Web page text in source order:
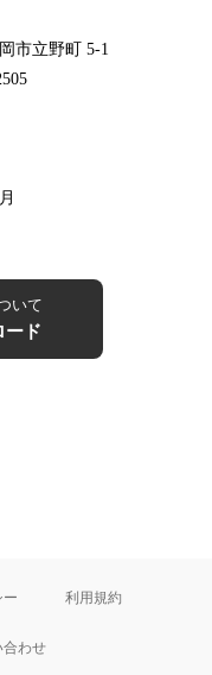
市立野町 5-1
いて
ード
利用規約
わせ